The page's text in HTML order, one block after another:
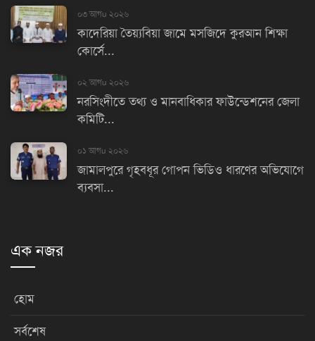
০৩ আগu ২০২৬
কাদেরিয়া তৈয়্যবিয়া জামে মসজিদে কুরআন শিক্ষা
কোর্সে...
০২ আগu ২০২৬
নরসিংদীতে তথ্য ও মানবাধিকার ফাউন্ডেশনের জেলা
কমিটি...
০১ আগu ২০২৬
জামালপুরে গৃহবধূর গোপন ভিডিও ধারণের অভিযোগে
ব্যবসা...
এক নজর
হোম
সর্বশেষ